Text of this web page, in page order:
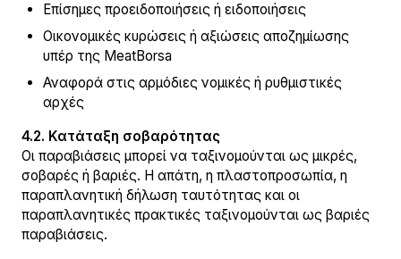
Επίσημες προειδοποιήσεις ή ειδοποιήσεις
Οικονομικές κυρώσεις ή αξιώσεις αποζημίωσης
υπέρ της MeatBorsa
Αναφορά στις αρμόδιες νομικές ή ρυθμιστικές
αρχές
4.2. Κατάταξη σοβαρότητας
Οι παραβιάσεις μπορεί να ταξινομούνται ως μικρές,
σοβαρές ή βαριές. Η απάτη, η πλαστοπροσωπία, η
παραπλανητική δήλωση ταυτότητας και οι
παραπλανητικές πρακτικές ταξινομούνται ως βαριές
παραβιάσεις.